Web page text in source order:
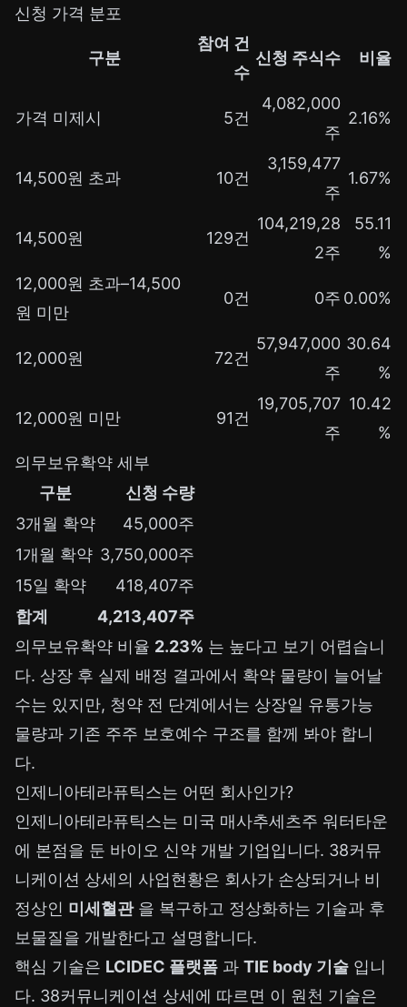
신청 가격 분포
구분
참여 건
수
신청 주식수 비율
가격 미제시 5건
4,082,000
주
2.16%
14,500원 초과 10건
3,159,477
주
1.67%
14,500원 129건
104,219,28
2주
55.11
%
12,000원 초과–14,500
원 미만
0건 0주 0.00%
12,000원 72건
57,947,000
주
30.64
%
12,000원 미만 91건
19,705,707
주
10.42
%
의무보유확약 세부
구분
신청 수량
3개월 확약
45,000주
1개월 확약 3,750,000주
15일 확약
418,407주
합계
4,213,407주
의무보유확약 비율 2.23% 는 높다고 보기 어렵습니
다. 상장 후 실제 배정 결과에서 확약 물량이 늘어날
수는 있지만, 청약 전 단계에서는 상장일 유통가능
물량과 기존 주주 보호예수 구조를 함께 봐야 합니
다.
인제니아테라퓨틱스는 어떤 회사인가?
인제니아테라퓨틱스는 미국 매사추세츠주 워터타운
에 본점을 둔 바이오 신약 개발 기업입니다. 38커뮤
니케이션 상세의 사업현황은 회사가 손상되거나 비
정상인 미세혈관을 복구하고 정상화하는 기술과 후
보물질을 개발한다고 설명합니다.
핵심 기술은 LCIDEC 플랫폼 과 TIE body 기술 입니
다. 38커뮤니케이션 상세에 따르면 이 원천 기술은